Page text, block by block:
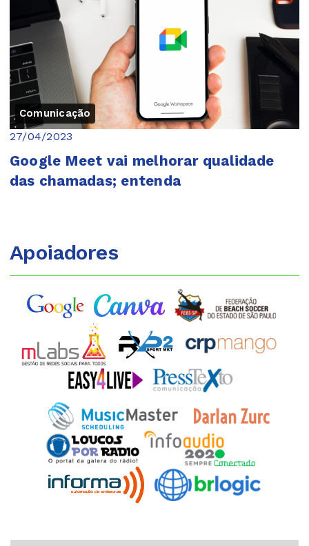
Comunicação
27/04/2023
Google Meet vai melhorar qualidade
das chamadas; entenda
Apoiadores